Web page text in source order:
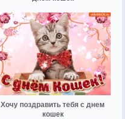
Хочу поздравить тебя с днем
кошек